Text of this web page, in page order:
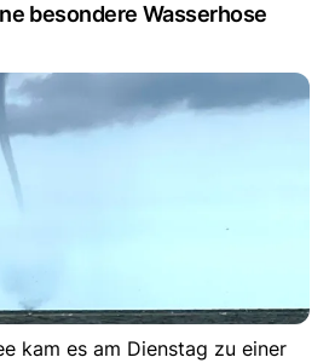
besondere Wasserhose
kam es am Dienstag zu einer